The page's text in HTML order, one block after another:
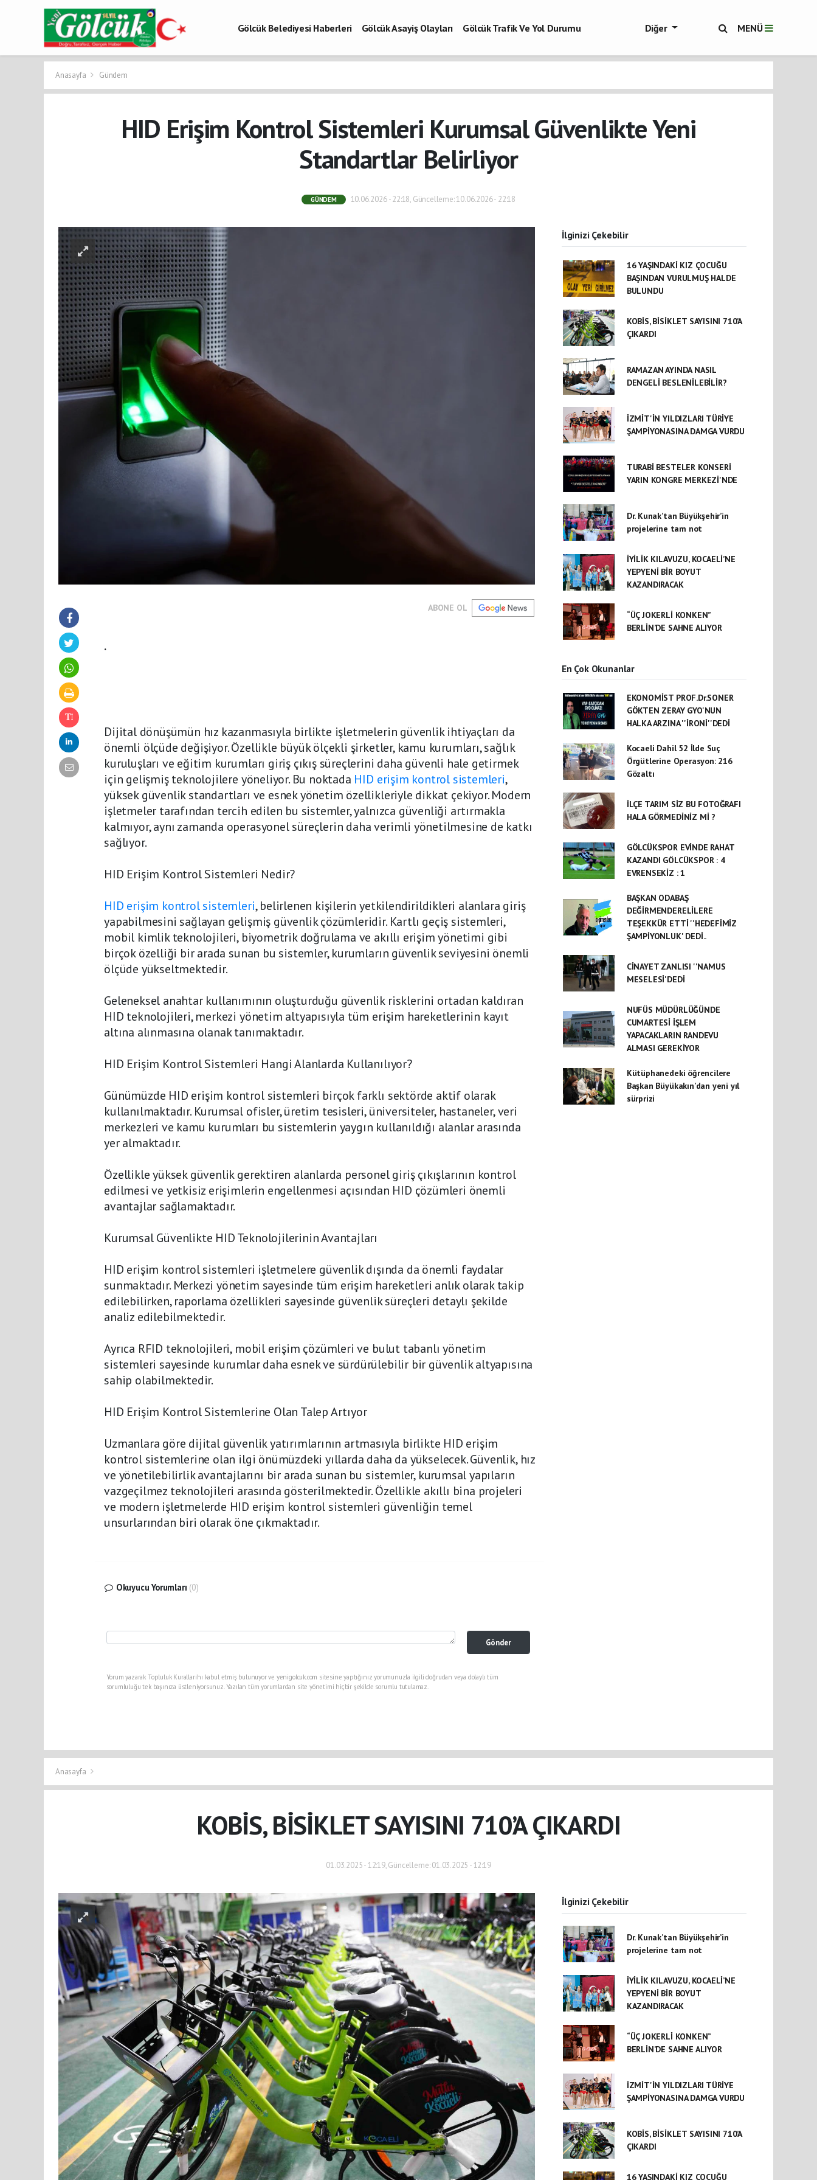
Gölcük Belediyesi Haberleri Gölcük Asayiş Olayları
Gölcük Trafik Ve Yol Durumu
Diğer MENÜ
Anasayfa Gündem
HID Erişim Kontrol Sistemleri Kurumsal Güvenlikte Yeni
Standartlar Belirliyor
GÜNDEM 10.06.2026 - 22:18, Güncelleme: 10.06.2026 - 22:18
ABONE OL
.
Dijital dönüşümün hız kazanmasıyla birlikte işletmelerin güvenlik ihtiyaçları da
önemli ölçüde değişiyor. Özellikle büyük ölçekli şirketler, kamu kurumları, sağlık
kuruluşları ve eğitim kurumları giriş çıkış süreçlerini daha güvenli hale getirmek
için gelişmiş teknolojilere yöneliyor. Bu noktada HID erişim kontrol sistemleri,
yüksek güvenlik standartları ve esnek yönetim özellikleriyle dikkat çekiyor. Modern
işletmeler tarafından tercih edilen bu sistemler, yalnızca güvenliği artırmakla
kalmıyor, aynı zamanda operasyonel süreçlerin daha verimli yönetilmesine de katkı
sağlıyor.
HID Erişim Kontrol Sistemleri Nedir?
HID erişim kontrol sistemleri, belirlenen kişilerin yetkilendirildikleri alanlara giriş
yapabilmesini sağlayan gelişmiş güvenlik çözümleridir. Kartlı geçiş sistemleri,
mobil kimlik teknolojileri, biyometrik doğrulama ve akıllı erişim yönetimi gibi
birçok özelliği bir arada sunan bu sistemler, kurumların güvenlik seviyesini önemli
ölçüde yükseltmektedir.
Geleneksel anahtar kullanımının oluşturduğu güvenlik risklerini ortadan kaldıran
HID teknolojileri, merkezi yönetim altyapısıyla tüm erişim hareketlerinin kayıt
altına alınmasına olanak tanımaktadır.
HID Erişim Kontrol Sistemleri Hangi Alanlarda Kullanılıyor?
Günümüzde HID erişim kontrol sistemleri birçok farklı sektörde aktif olarak
kullanılmaktadır. Kurumsal ofisler, üretim tesisleri, üniversiteler, hastaneler, veri
merkezleri ve kamu kurumları bu sistemlerin yaygın kullanıldığı alanlar arasında
yer almaktadır.
Özellikle yüksek güvenlik gerektiren alanlarda personel giriş çıkışlarının kontrol
edilmesi ve yetkisiz erişimlerin engellenmesi açısından HID çözümleri önemli
avantajlar sağlamaktadır.
Kurumsal Güvenlikte HID Teknolojilerinin Avantajları
HID erişim kontrol sistemleri işletmelere güvenlik dışında da önemli faydalar
sunmaktadır. Merkezi yönetim sayesinde tüm erişim hareketleri anlık olarak takip
edilebilirken, raporlama özellikleri sayesinde güvenlik süreçleri detaylı şekilde
analiz edilebilmektedir.
Ayrıca RFID teknolojileri, mobil erişim çözümleri ve bulut tabanlı yönetim
sistemleri sayesinde kurumlar daha esnek ve sürdürülebilir bir güvenlik altyapısına
sahip olabilmektedir.
HID Erişim Kontrol Sistemlerine Olan Talep Artıyor
Uzmanlara göre dijital güvenlik yatırımlarının artmasıyla birlikte HID erişim
kontrol sistemlerine olan ilgi önümüzdeki yıllarda daha da yükselecek. Güvenlik, hız
ve yönetilebilirlik avantajlarını bir arada sunan bu sistemler, kurumsal yapıların
vazgeçilmez teknolojileri arasında gösterilmektedir. Özellikle akıllı bina projeleri
ve modern işletmelerde HID erişim kontrol sistemleri güvenliğin temel
unsurlarından biri olarak öne çıkmaktadır.
Okuyucu Yorumları (0)
Gönder
Yorum yazarak Topluluk Kuralları’nı kabul etmiş bulunuyor ve yenigolcuk.com sitesine yaptığınız yorumunuzla ilgili doğrudan veya dolaylı tüm
sorumluluğu tek başınıza üstleniyorsunuz. Yazılan tüm yorumlardan site yönetimi hiçbir şekilde sorumlu tutulamaz.
İlginizi Çekebilir
16 YAŞINDAKİ KIZ ÇOCUĞU
BAŞINDAN VURULMUŞ HALDE
BULUNDU
KOBİS, BİSİKLET SAYISINI 710’A
ÇIKARDI
RAMAZAN AYINDA NASIL
DENGELİ BESLENİLEBİLİR?
İZMİT'İN YILDIZLARI TÜRİYE
ŞAMPİYONASINA DAMGA VURDU
TURABİ BESTELER KONSERİ
YARIN KONGRE MERKEZİ'NDE
Dr. Kunak’tan Büyükşehir’in
projelerine tam not
İYİLİK KILAVUZU, KOCAELİ’NE
YEPYENİ BİR BOYUT
KAZANDIRACAK
“ÜÇ JOKERLİ KONKEN”
BERLİN’DE SAHNE ALIYOR
En Çok Okunanlar
EKONOMİST PROF.Dr.SONER
GÖKTEN ZERAY GYO'NUN
HALKA ARZINA ''İRONİ''DEDİ
Kocaeli Dahil 52 İlde Suç
Örgütlerine Operasyon: 216
Gözaltı
İLÇE TARIM SİZ BU FOTOĞRAFI
HALA GÖRMEDİNİZ Mİ ?
GÖLCÜKSPOR EVİNDE RAHAT
KAZANDI GÖLCÜKSPOR : 4
EVRENSEKİZ : 1
BAŞKAN ODABAŞ
DEĞİRMENDERELİLERE
TEŞEKKÜR ETTİ ''HEDEFİMİZ
ŞAMPİYONLUK' DEDİ..
CİNAYET ZANLISI ''NAMUS
MESELESİ'DEDİ
NUFÜS MÜDÜRLÜĞÜNDE
CUMARTESİ İŞLEM
YAPACAKLARIN RANDEVU
ALMASI GEREKİYOR
Kütüphanedeki öğrencilere
Başkan Büyükakın’dan yeni yıl
sürprizi
Anasayfa
KOBİS, BİSİKLET SAYISINI 710’A ÇIKARDI
01.03.2025 - 12:19, Güncelleme: 01.03.2025 - 12:19
İlginizi Çekebilir
Dr. Kunak’tan Büyükşehir’in
projelerine tam not
İYİLİK KILAVUZU, KOCAELİ’NE
YEPYENİ BİR BOYUT
KAZANDIRACAK
“ÜÇ JOKERLİ KONKEN”
BERLİN’DE SAHNE ALIYOR
İZMİT'İN YILDIZLARI TÜRİYE
ŞAMPİYONASINA DAMGA VURDU
KOBİS, BİSİKLET SAYISINI 710’A
ÇIKARDI
16 YAŞINDAKİ KIZ ÇOCUĞU